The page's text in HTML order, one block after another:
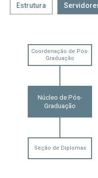
Estrutura
Coordenação de Pós-
Graduação
Núcleo de Pós-
Graduação
Seção de Diplomas